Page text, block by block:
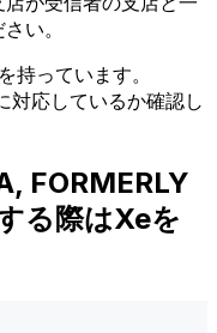
い。
持っています。
対応しているか確認し
FORMERLY
る際はXeを